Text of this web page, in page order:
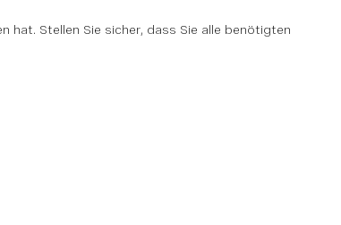
hat. Stellen Sie sicher, dass Sie alle benötigten